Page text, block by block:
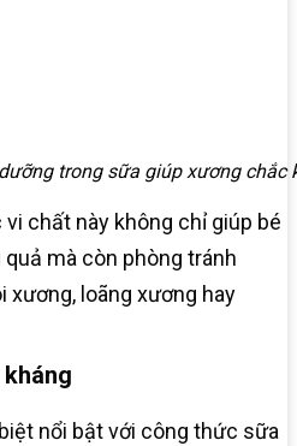
trong sữa giúp xương chắc
chất này không chỉ giúp bé
mà còn phòng tránh
loãng xương hay
nổi bật với công thức sữa